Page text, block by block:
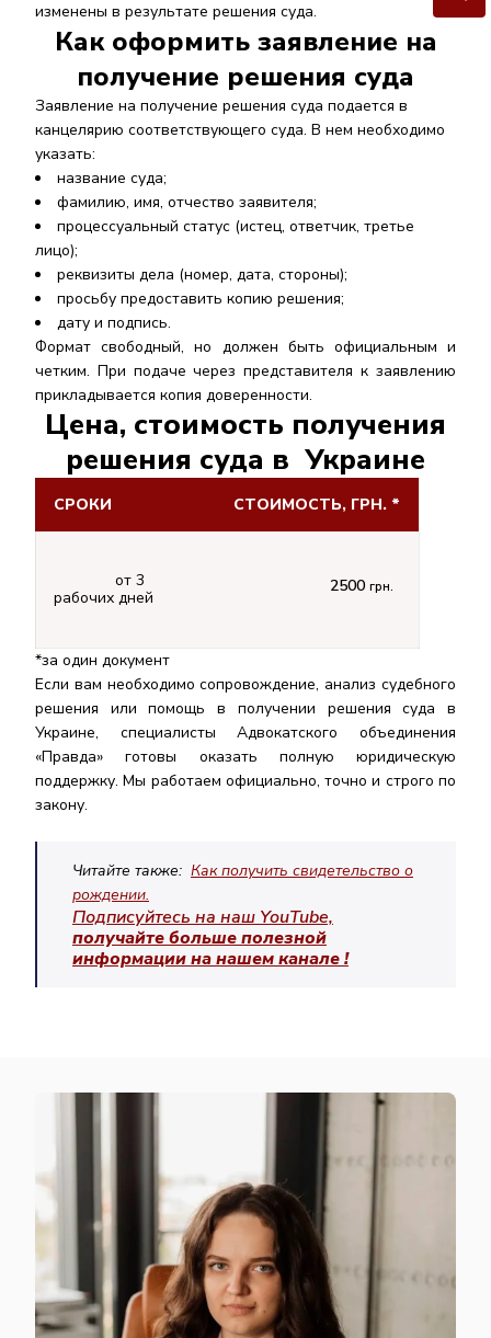
изменены в результате решения суда.
Как оформить заявление на
получение решения суда
Заявление на получение решения суда подается в
канцелярию соответствующего суда. В нем необходимо
указать:
название суда;
фамилию, имя, отчество заявителя;
процессуальный статус (истец, ответчик, третье
лицо);
реквизиты дела (номер, дата, стороны);
просьбу предоставить копию решения;
дату и подпись.
Формат свободный, но должен быть официальным и
четким. При подаче через представителя к заявлению
прикладывается копия доверенности.
Цена, стоимость получения
решения суда в Украине
СРОКИ СТОИМОСТЬ, ГРН. *
от 3
рабочих дней
2500 грн.
*за один документ
Если вам необходимо сопровождение, анализ судебного
решения или помощь в получении решения суда в
Украине, специалисты Адвокатского объединения
«Правда» готовы оказать полную юридическую
поддержку. Мы работаем официально, точно и строго по
закону.
Читайте также: Как получить свидетельство о
рождении.
Подписуйтесь на наш YouTube,
получайте больше полезной
информации на нашем канале !